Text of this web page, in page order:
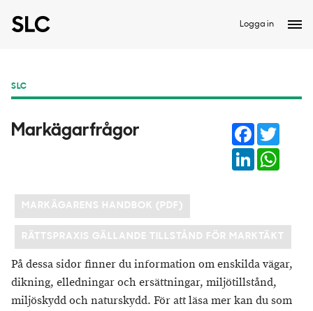
Logga in
SLC
Markägarfrågor Facebook
LinkedIn
MARKÄGARENS HANDBOK (PDF)
RÄTTSPRAXIS GÄLLANDE TILLSTÅND FÖR MARKTÄKT
På dessa sidor finner du information om enskilda vägar,
dikning, elledningar och ersättningar, miljötillstånd,
miljöskydd och naturskydd. För att läsa mer kan du som